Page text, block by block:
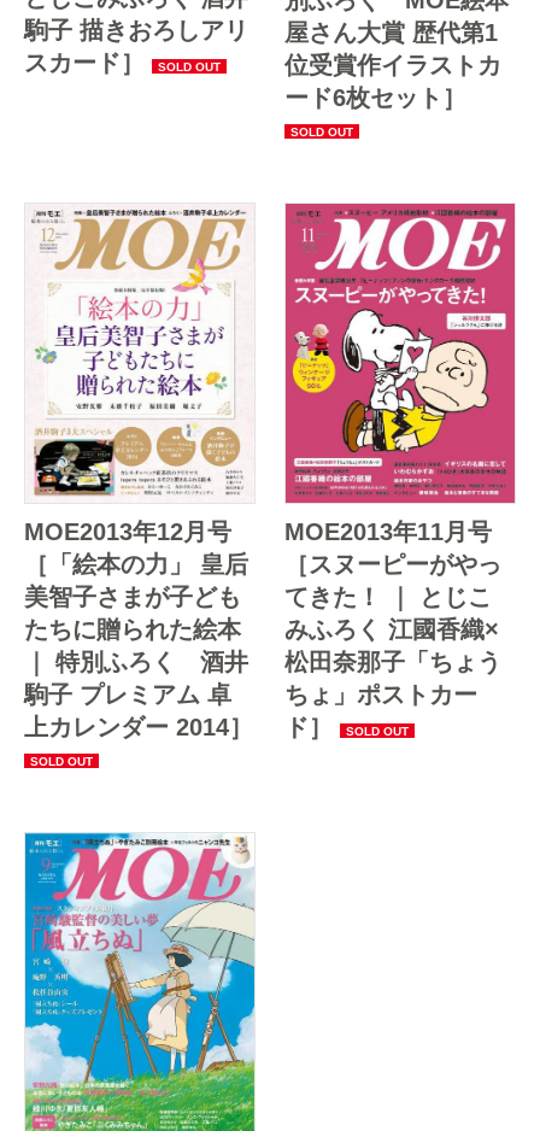
駒子 描きおろしアリ
スカード］
屋さん大賞 歴代第1
位受賞作イラストカ
ード6枚セット］
MOE2013年12月号
［「絵本の力」 皇后
美智子さまが子ども
たちに贈られた絵本
｜ 特別ふろく 酒井
駒子 プレミアム 卓
上カレンダー 2014］
MOE2013年11月号
［スヌーピーがやっ
てきた！ ｜ とじこ
みふろく 江國香織×
松田奈那子「ちょう
ちょ」ポストカー
ド］